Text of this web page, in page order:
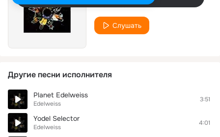
Edelweiss
Слушать
Другие песни исполнителя
Planet Edelweiss
Edelweiss
3:51
Yodel Selector
Edelweiss
4:01